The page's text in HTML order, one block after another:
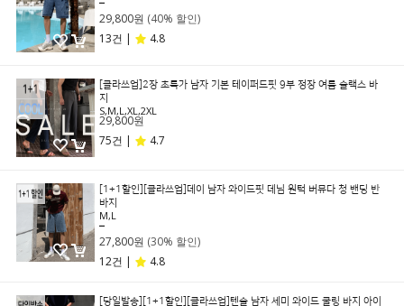
29,800원 (40% 할인)
13건 |
4.8
[클라쓰업]2장 초특가 남자 기본 테이퍼드핏 9부 정장 여름 슬랙스 바
지
S,M,L,XL,2XL
29,800원
75건 |
4.7
[1+1할인][클라쓰업]데이 남자 와이드핏 데님 원턱 버뮤다 청 밴딩 반
바지
M,L
27,800원 (30% 할인)
12건 |
4.8
[당일발송][1+1할인][클라쓰업]텐슬 남자 세미 와이드 쿨링 바지 아이